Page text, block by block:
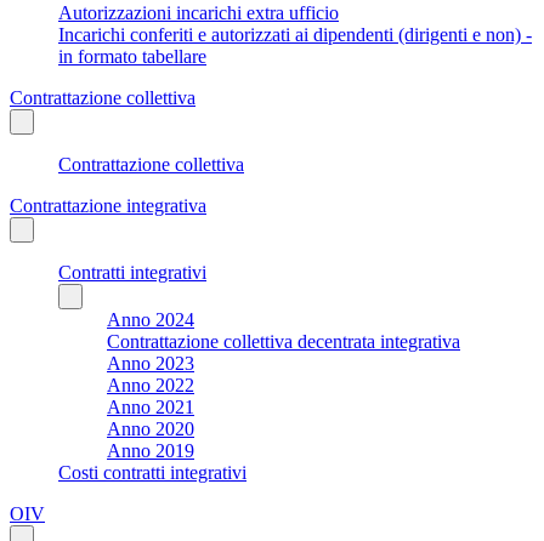
Autorizzazioni incarichi extra ufficio
Incarichi conferiti e autorizzati ai dipendenti (dirigenti e non) -
in formato tabellare
Contrattazione collettiva
Contrattazione collettiva
Contrattazione integrativa
Contratti integrativi
Anno 2024
Contrattazione collettiva decentrata integrativa
Anno 2023
Anno 2022
Anno 2021
Anno 2020
Anno 2019
Costi contratti integrativi
OIV